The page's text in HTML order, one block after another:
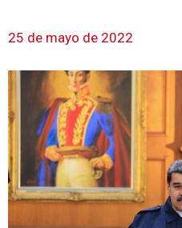
25 de mayo de 2022